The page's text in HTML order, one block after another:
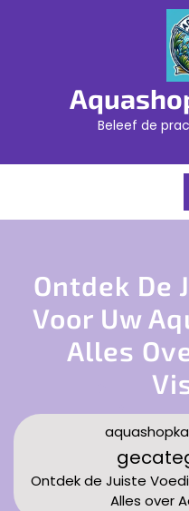
Beleef de
Ontdek De
Voor Uw
Alles
Ontdek de Juiste
Alles over